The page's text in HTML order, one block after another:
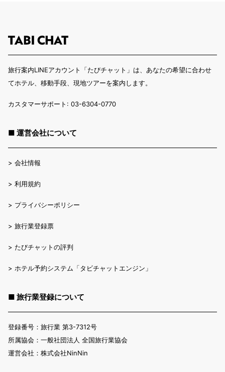
旅行案内LINEアカウント「たびチャット」は、あなたの希望に合わせ
てホテル、移動手段、現地ツアーを案内します。
カスタマーサポート: 03-6304-0770
■ 運営会社について
> 会社情報
> 利用規約
> プライバシーポリシー
> 旅行業登録票
> たびチャットの評判
> ホテル予約システム「タビチャットエンジン」
■ 旅行業登録について
登録番号：旅行業 第3-7312号
所属協会：一般社団法人 全国旅行業協会
運営会社：株式会社NinNin